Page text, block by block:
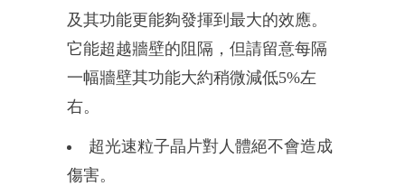
及其功能更能夠發揮到最大的效應。
它能超越牆壁的阻隔，但請留意每隔
一幅牆壁其功能大約稍微減低5%左
右。
超光速粒子晶片對人體絕不會造成
傷害。